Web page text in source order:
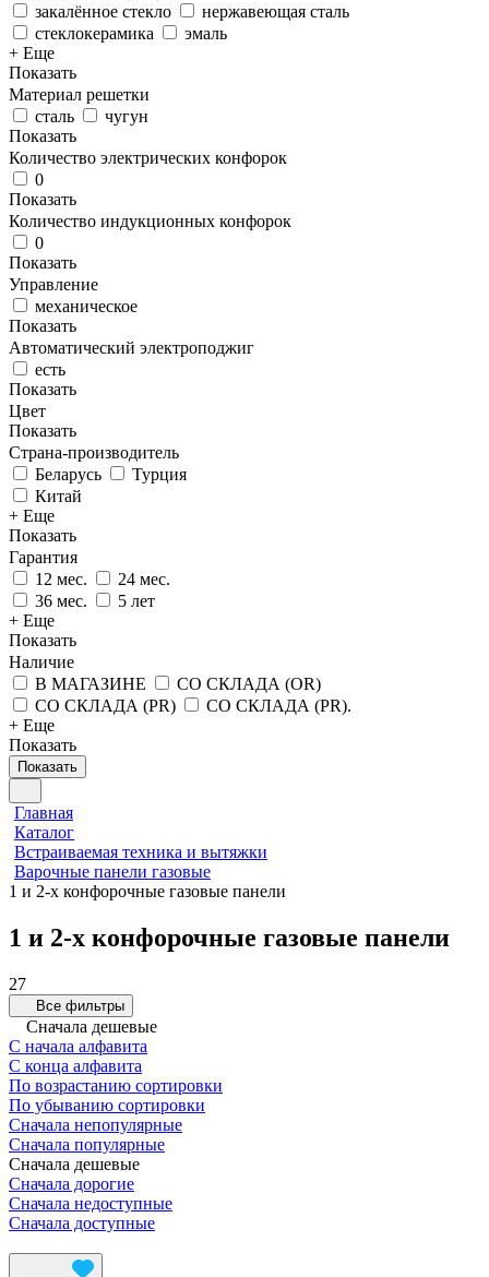
закалённое стекло
нержавеющая сталь
стеклокерамика
эмаль
+ Еще
Показать
Материал решетки
сталь
чугун
Показать
Количество электрических конфорок
0
Показать
Количество индукционных конфорок
0
Показать
Управление
механическое
Показать
Автоматический электроподжиг
есть
Показать
Цвет
Показать
Страна-производитель
Беларусь
Турция
Китай
+ Еще
Показать
Гарантия
12 мес.
24 мес.
36 мес.
5 лет
+ Еще
Показать
Наличие
В МАГАЗИНЕ
СО СКЛАДА (OR)
СО СКЛАДА (PR)
СО СКЛАДА (PR).
+ Еще
Показать
Показать
Главная
Каталог
Встраиваемая техника и вытяжки
Варочные панели газовые
1 и 2-х конфорочные газовые панели
1 и 2-х конфорочные газовые панели
27
Все фильтры
Сначала дешевые
С начала алфавита
С конца алфавита
По возрастанию сортировки
По убыванию сортировки
Сначала непопулярные
Сначала популярные
Сначала дешевые
Сначала дорогие
Сначала недоступные
Сначала доступные